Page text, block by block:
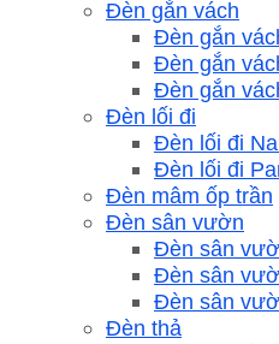
Đèn gắn vách
Đèn gắn
Đèn gắn
Đèn gắn
Đèn lối đi
Đèn lối đi
Đèn lối đi
Đèn mâm ốp trần
Đèn sân vườn
Đèn sân
Đèn sân
Đèn sân
Đèn thả